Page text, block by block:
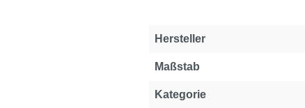
Hersteller
Maßstab
Kategorie